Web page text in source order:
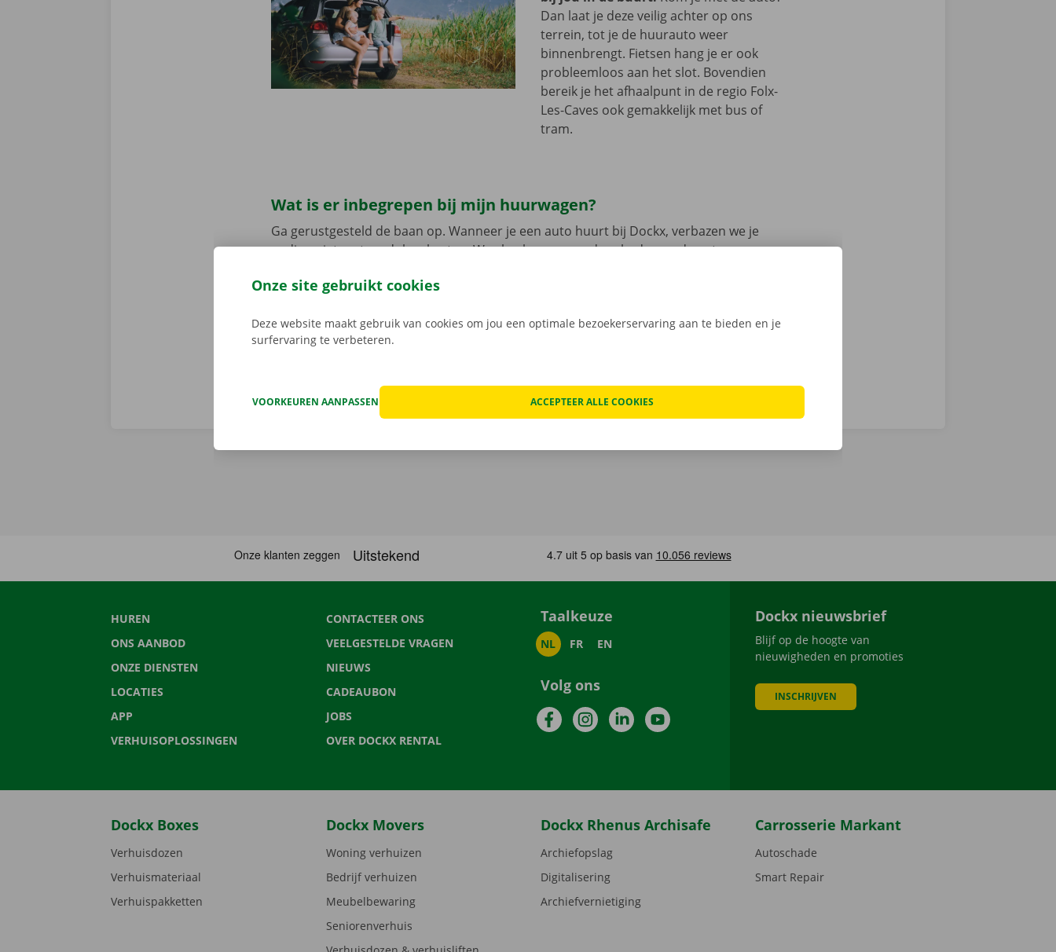
Dan laat je deze veilig achter op ons
terrein, tot je de huurauto weer
binnenbrengt. Fietsen hang je er ook
probleemloos aan het slot. Bovendien
bereik je het afhaalpunt in de regio Folx-
Les-Caves ook gemakkelijk met bus of
tram.
Wat is er inbegrepen bij mijn huurwagen?
Ga gerustgesteld de baan op. Wanneer je een auto huurt bij Dockx, verbazen we je
nadien niet met verdoken kosten. We checken samen de schade aan de auto voor
persoonlijke service zijn onze prioriteit.
HUREN
ONS AANBOD
ONZE DIENSTEN
LOCATIES
APP
VERHUISOPLOSSINGEN
CONTACTEER ONS
VEELGESTELDE VRAGEN
NIEUWS
CADEAUBON
JOBS
OVER DOCKX RENTAL
Taalkeuze
NL FR EN
Volg ons
FacebookInstagramLinkedInYouTube
Dockx nieuwsbrief
Blijf op de hoogte van
nieuwigheden en promoties
INSCHRIJVEN
Dockx Boxes
Verhuisdozen
Verhuismateriaal
Verhuispakketten
Dockx Movers
Woning verhuizen
Bedrijf verhuizen
Meubelbewaring
Seniorenverhuis
Dockx Rhenus Archisafe
Archiefopslag
Digitalisering
Archiefvernietiging
Carrosserie Markant
Autoschade
Smart Repair
Onze site gebruikt cookies
Deze website maakt gebruik van cookies om jou een optimale bezoekerservaring aan te bieden en je
surfervaring te verbeteren.
VOORKEUREN AANPASSEN ACCEPTEER ALLE COOKIES